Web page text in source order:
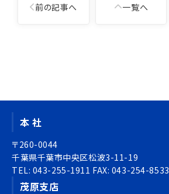
稿
ョ
前の記事へ 一覧へ
ビ
ー
シ
ョ
ン
本 社
〒260-0044
千葉県千葉市中央区松波3-11-19
TEL: 043-255-1911 FAX: 043-254-8533
茂原支店